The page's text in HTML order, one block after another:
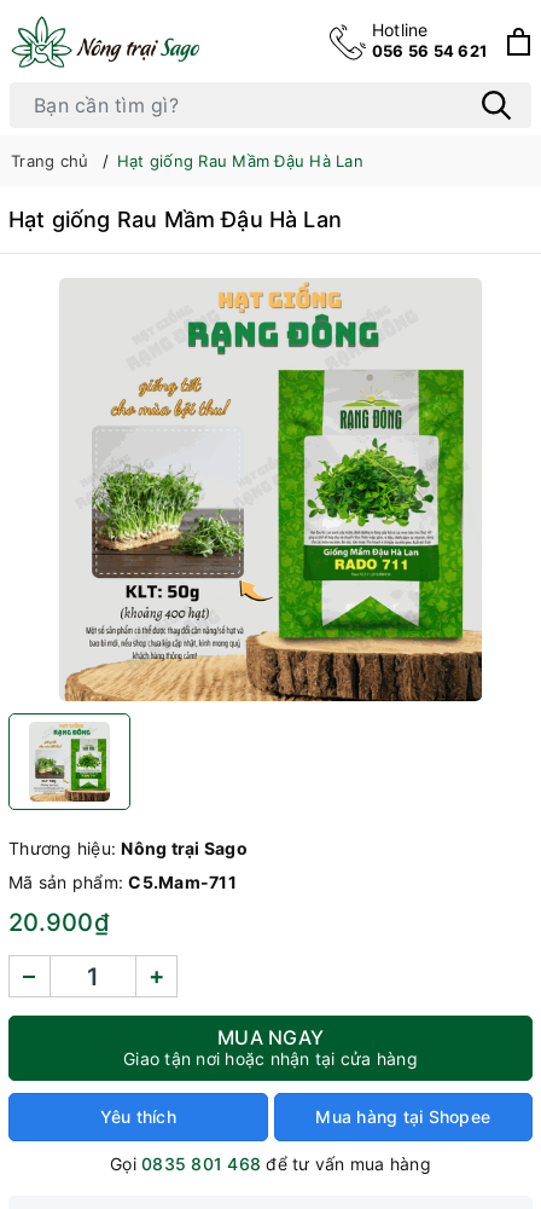
Hotline
056 56 54 621
Trang chủ Hạt giống Rau Mầm Đậu Hà Lan
Hạt giống Rau Mầm Đậu Hà Lan
Thương hiệu:Nông trại Sago
Mã sản phẩm:C5.Mam-711
20.900₫
–
+
MUA NGAY
Giao tận nơi hoặc nhận tại cửa hàng
Yêu thích Mua hàng tại Shopee
Gọi0835 801 468 để tư vấn mua hàng